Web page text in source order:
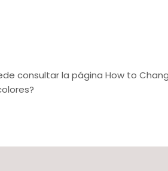
consultar la página How to